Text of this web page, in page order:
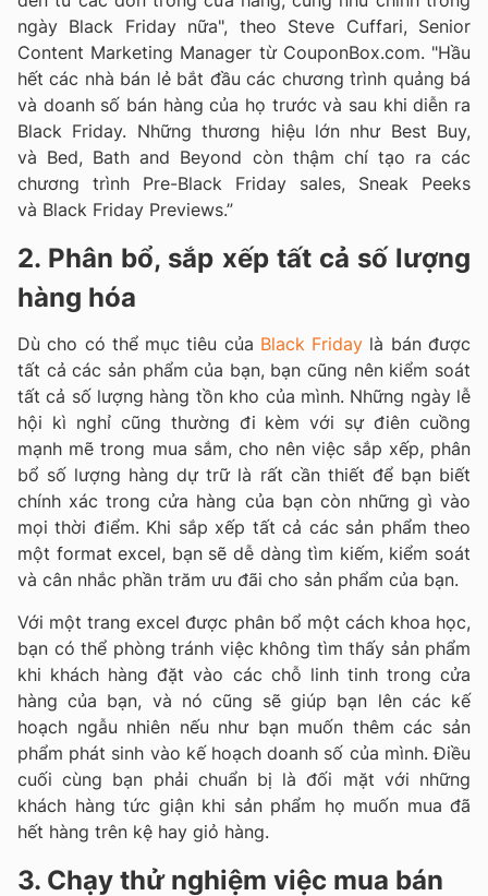
ngày Black Friday nữa", theo Steve Cuffari, Senior
Content Marketing Manager từ CouponBox.com. "Hầu
hết các nhà bán lẻ bắt đầu các chương trình quảng bá
và doanh số bán hàng của họ trước và sau khi diễn ra
Black Friday. Những thương hiệu lớn như Best Buy,
và Bed, Bath and Beyond còn thậm chí tạo ra các
chương trình Pre-Black Friday sales, Sneak Peeks
và Black Friday Previews.”
2. Phân bổ, sắp xếp tất cả số lượng
hàng hóa
Dù cho có thể mục tiêu của Black Friday là bán được
tất cả các sản phẩm của bạn, bạn cũng nên kiểm soát
tất cả số lượng hàng tồn kho của mình. Những ngày lễ
hội kì nghỉ cũng thường đi kèm với sự điên cuồng
mạnh mẽ trong mua sắm, cho nên việc sắp xếp, phân
bổ số lượng hàng dự trữ là rất cần thiết để bạn biết
chính xác trong cửa hàng của bạn còn những gì vào
mọi thời điểm. Khi sắp xếp tất cả các sản phẩm theo
một format excel, bạn sẽ dễ dàng tìm kiếm, kiểm soát
và cân nhắc phần trăm ưu đãi cho sản phẩm của bạn.
Với một trang excel được phân bổ một cách khoa học,
bạn có thể phòng tránh việc không tìm thấy sản phẩm
khi khách hàng đặt vào các chỗ linh tinh trong cửa
hàng của bạn, và nó cũng sẽ giúp bạn lên các kế
hoạch ngẫu nhiên nếu như bạn muốn thêm các sản
phẩm phát sinh vào kế hoạch doanh số của mình. Điều
cuối cùng bạn phải chuẩn bị là đối mặt với những
khách hàng tức giận khi sản phẩm họ muốn mua đã
hết hàng trên kệ hay giỏ hàng.
3. Chạy thử nghiệm việc mua bán